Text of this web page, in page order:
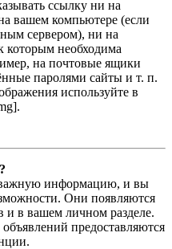
ссылку ни на
вашем компьютере (если
сервером), ни на
которым необходима
на почтовые ящики
паролями сайты и т. п.
используйте в
важную информацию, и вы
Они появляются
и в вашем личном разделе.
предоставляются